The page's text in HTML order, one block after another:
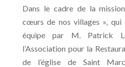
Dans le cadre de la
cœurs de nos villages », qui
équipe par M. Patrick
l’Association pour la
de l’église de Saint